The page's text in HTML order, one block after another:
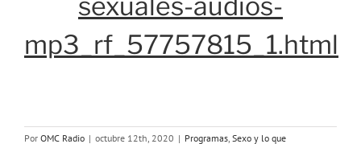
mp3_rf_57757815_1.html
Por OMC Radio | octubre 12th, 2020 | Programas, Sexo y lo que